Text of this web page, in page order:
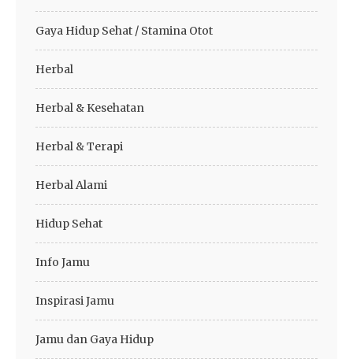
Gaya Hidup Sehat / Stamina Otot
Herbal
Herbal & Kesehatan
Herbal & Terapi
Herbal Alami
Hidup Sehat
Info Jamu
Inspirasi Jamu
Jamu dan Gaya Hidup